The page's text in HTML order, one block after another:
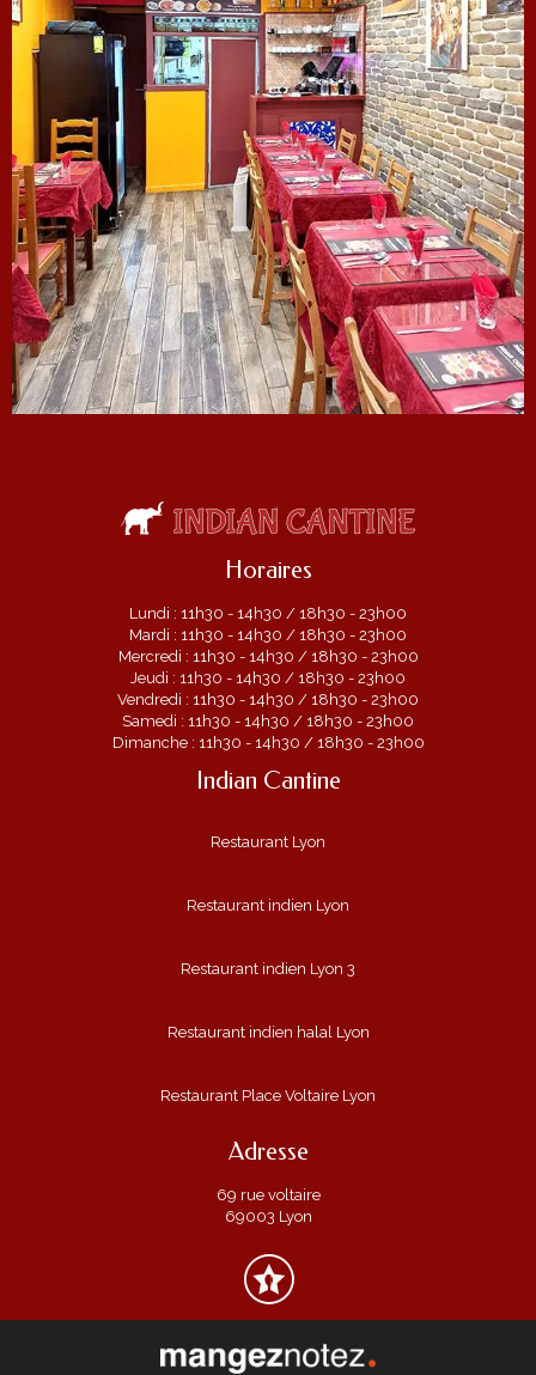
Horaires
Lundi : 11h30 - 14h30 / 18h30 - 23h00
Mardi : 11h30 - 14h30 / 18h30 - 23h00
Mercredi : 11h30 - 14h30 / 18h30 - 23h00
Jeudi : 11h30 - 14h30 / 18h30 - 23h00
Vendredi : 11h30 - 14h30 / 18h30 - 23h00
Samedi : 11h30 - 14h30 / 18h30 - 23h00
Dimanche : 11h30 - 14h30 / 18h30 - 23h00
Indian Cantine
Restaurant Lyon
Restaurant indien Lyon
Restaurant indien Lyon 3
Restaurant indien halal Lyon
Restaurant Place Voltaire Lyon
Adresse
69 rue voltaire
69003 Lyon